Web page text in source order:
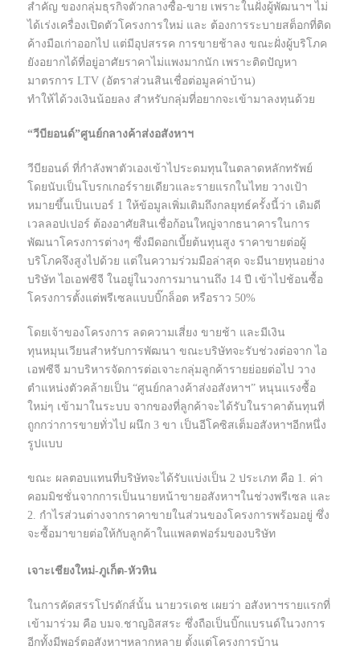
สำคัญ ของกลุ่มธุรกิจตัวกลางซื้อ-ขาย เพราะในฝั่งผู้พัฒนาฯ ไม่
ได้เร่งเครื่องเปิดตัวโครงการใหม่ และ ต้องการระบายสต็อกที่ติด
ค้างมือเก่าออกไป แต่มีอุปสรรค การขายช้าลง ขณะฝั่งผู้บริโภค
ยังอยากได้ที่อยู่อาศัยราคาไม่แพงมากนัก เพราะติดปัญหา
มาตรการ LTV (อัตราส่วนสินเชื่อต่อมูลค่าบ้าน)
ทำให้ได้วงเงินน้อยลง สำหรับกลุ่มที่อยากจะเข้ามาลงทุนด้วย
“วีบียอนด์”ศูนย์กลางค้าส่งอสังหาฯ
วีบียอนด์ ที่กำลังพาตัวเองเข้าไประดมทุนในตลาดหลักทรัพย์
โดยนับเป็นโบรกเกอร์รายเดียวและรายแรกในไทย วางเป้า
หมายขึ้นเป็นเบอร์ 1 ให้ข้อมูลเพิ่มเติมถึงกลยุทธ์ครั้งนี้ว่า เดิมดี
เวลลอปเปอร์ ต้องอาศัยสินเชื่อก้อนใหญ่จากธนาคารในการ
พัฒนาโครงการต่างๆ ซึ่งมีดอกเบี้ยต้นทุนสูง ราคาขายต่อผู้
บริโภคจึงสูงไปด้วย แต่ในความร่วมมือล่าสุด จะมีนายทุนอย่าง
บริษัท ไอเอฟซีจี ในอยู่ในวงการมานานถึง 14 ปี เข้าไปช้อนซื้อ
โครงการตั้งแต่พรีเซลแบบบิ๊กล็อต หรือราว 50%
โดยเจ้าของโครงการ ลดความเสี่ยง ขายช้า และมีเงิน
ทุนหมุนเวียนสำหรับการพัฒนา ขณะบริษัทจะรับช่วงต่อจาก ไอ
เอฟซีจี มาบริหารจัดการต่อเจาะกลุ่มลูกค้ารายย่อยต่อไป วาง
ตำแหน่งตัวคล้ายเป็น “ศูนย์กลางค้าส่งอสังหาฯ” หนุนแรงซื้อ
ใหม่ๆ เข้ามาในระบบ จากของที่ลูกค้าจะได้รับในราคาต้นทุนที่
ถูกกว่าการขายทั่วไป ผนึก 3 ขา เป็นอีโคซิสเต็มอสังหาฯอีกหนึ่ง
รูปแบบ
ขณะ ผลตอบแทนที่บริษัทจะได้รับแบ่งเป็น 2 ประเภท คือ 1. ค่า
คอมมิชชั่นจากการเป็นนายหน้าขายอสังหาฯในช่วงพรีเซล และ
2. กำไรส่วนต่างจากราคาขายในส่วนของโครงการพร้อมอยู่ ซึ่ง
จะซื้อมาขายต่อให้กับลูกค้าในแพลตฟอร์มของบริษัท
เจาะเชียงใหม่-ภูเก็ต-หัวหิน
ในการคัดสรรโปรดักส์นั้น นายวรเดช เผยว่า อสังหาฯรายแรกที่
เข้ามาร่วม คือ บมจ.ชาญอิสสระ ซึ่งถือเป็นบิ๊กแบรนด์ในวงการ
อีกทั้งมีพอร์ตอสังหาฯหลากหลาย ตั้งแต่โครงการบ้าน